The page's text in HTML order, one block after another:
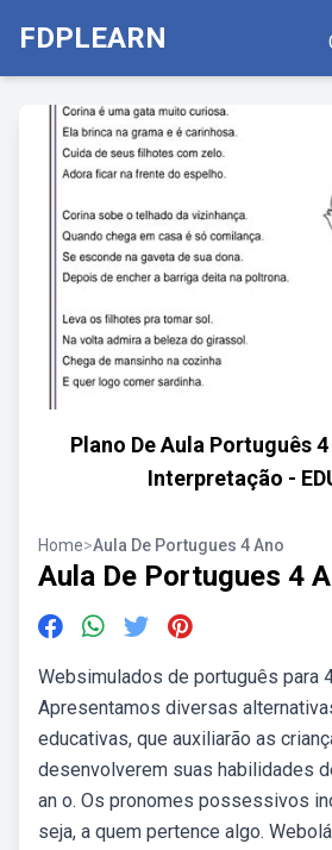
FDPLEARN
Plano De Aula Português
Interpretação -
Home>Aula De Portugues 4 Ano
Aula De Portugues 4
Websimulados de português para
Apresentamos diversas
educativas, que auxiliarão as
desenvolverem suas habilidades
an o. Os pronomes possessivos
seja, a quem pertence algo.